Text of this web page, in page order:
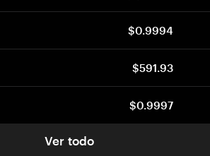
$0.9994
$591.93
$0.9997
Ver todo